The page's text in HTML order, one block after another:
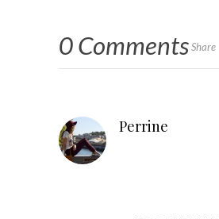
0 CommentsShare
Perrine